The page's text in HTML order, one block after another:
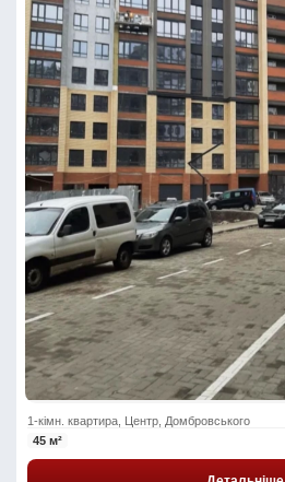
1-кімн. квартира, Центр, Домбровського
45 м²